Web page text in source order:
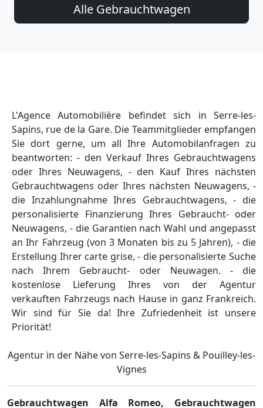
Alle Gebrauchtwagen
L'Agence Automobilière befindet sich in Serre-les-
Sapins, rue de la Gare. Die Teammitglieder empfangen
Sie dort gerne, um all Ihre Automobilanfragen zu
beantworten: - den Verkauf Ihres Gebrauchtwagens
oder Ihres Neuwagens, - den Kauf Ihres nächsten
Gebrauchtwagens oder Ihres nächsten Neuwagens, -
die Inzahlungnahme Ihres Gebrauchtwagens, - die
personalisierte Finanzierung Ihres Gebraucht- oder
Neuwagens, - die Garantien nach Wahl und angepasst
an Ihr Fahrzeug (von 3 Monaten bis zu 5 Jahren), - die
Erstellung Ihrer carte grise, - die personalisierte Suche
nach Ihrem Gebraucht- oder Neuwagen. - die
kostenlose Lieferung Ihres von der Agentur
verkauften Fahrzeugs nach Hause in ganz Frankreich.
Wir sind für Sie da! Ihre Zufriedenheit ist unsere
Priorität!
Agentur in der Nähe von Serre-les-Sapins & Pouilley-les-
Vignes
Gebrauchtwagen Alfa Romeo, Gebrauchtwagen